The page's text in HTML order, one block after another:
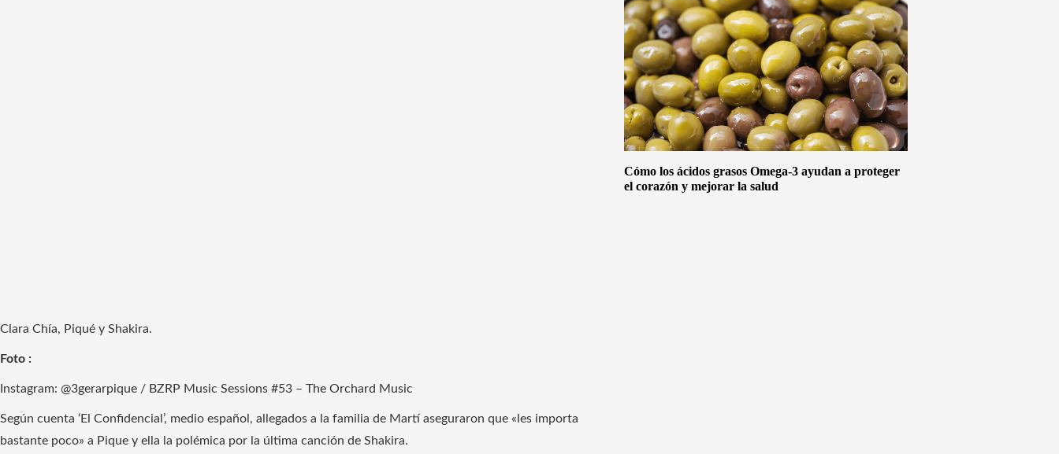
Clara Chía, Piqué y Shakira.
Foto :
Instagram: @3gerarpique / BZRP Music Sessions #53 – The Orchard Music
Según cuenta ‘El Confidencial’, medio español, allegados a la familia de Martí aseguraron que «les importa
bastante poco» a Pique y ella la polémica por la última canción de Shakira.
Cómo los ácidos grasos Omega-3 ayudan a proteger
el corazón y mejorar la salud